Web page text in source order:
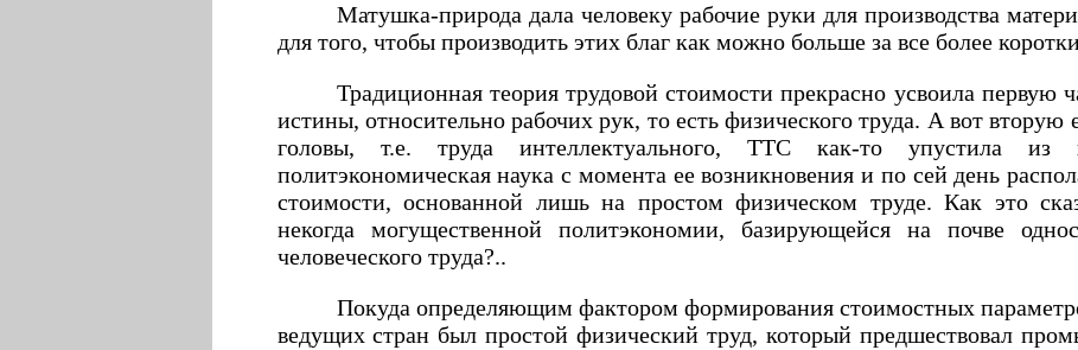
Матушка-природа дала человеку рабочие руки для производства
для того, чтобы производить этих благ как можно больше за все более
Традиционная теория трудовой стоимости прекрасно усвоила первую
истины, относительно рабочих рук, то есть физического труда. А вот вторую
головы, т.е. труда интеллектуального, ТТС как-то упустила из
политэкономическая наука с момента ее возникновения и по сей день
стоимости, основанной лишь на простом физическом труде. Как это
некогда могущественной политэкономии, базирующейся на почве
человеческого труда?..
Покуда определяющим фактором формирования стоимостных
ведущих стран был простой физический труд, который предшествовал